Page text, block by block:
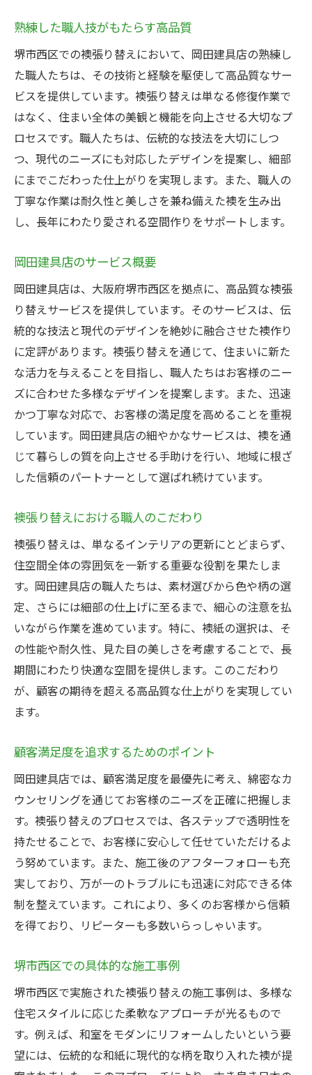
熟練した職人技がもたらす高品質
堺市西区での襖張り替えにおいて、岡田建具店の熟練し
た職人たちは、その技術と経験を駆使して高品質なサー
ビスを提供しています。襖張り替えは単なる修復作業で
はなく、住まい全体の美観と機能を向上させる大切なプ
ロセスです。職人たちは、伝統的な技法を大切にしつ
つ、現代のニーズにも対応したデザインを提案し、細部
にまでこだわった仕上がりを実現します。また、職人の
丁寧な作業は耐久性と美しさを兼ね備えた襖を生み出
し、長年にわたり愛される空間作りをサポートします。
岡田建具店のサービス概要
岡田建具店は、大阪府堺市西区を拠点に、高品質な襖張
り替えサービスを提供しています。そのサービスは、伝
統的な技法と現代のデザインを絶妙に融合させた襖作り
に定評があります。襖張り替えを通じて、住まいに新た
な活力を与えることを目指し、職人たちはお客様のニー
ズに合わせた多様なデザインを提案します。また、迅速
かつ丁寧な対応で、お客様の満足度を高めることを重視
しています。岡田建具店の細やかなサービスは、襖を通
じて暮らしの質を向上させる手助けを行い、地域に根ざ
した信頼のパートナーとして選ばれ続けています。
襖張り替えにおける職人のこだわり
襖張り替えは、単なるインテリアの更新にとどまらず、
住空間全体の雰囲気を一新する重要な役割を果たしま
す。岡田建具店の職人たちは、素材選びから色や柄の選
定、さらには細部の仕上げに至るまで、細心の注意を払
いながら作業を進めています。特に、襖紙の選択は、そ
の性能や耐久性、見た目の美しさを考慮することで、長
期間にわたり快適な空間を提供します。このこだわり
が、顧客の期待を超える高品質な仕上がりを実現してい
ます。
顧客満足度を追求するためのポイント
岡田建具店では、顧客満足度を最優先に考え、綿密なカ
ウンセリングを通じてお客様のニーズを正確に把握しま
す。襖張り替えのプロセスでは、各ステップで透明性を
持たせることで、お客様に安心して任せていただけるよ
う努めています。また、施工後のアフターフォローも充
実しており、万が一のトラブルにも迅速に対応できる体
制を整えています。これにより、多くのお客様から信頼
を得ており、リピーターも多数いらっしゃいます。
堺市西区での具体的な施工事例
堺市西区で実施された襖張り替えの施工事例は、多様な
住宅スタイルに応じた柔軟なアプローチが光るもので
す。例えば、和室をモダンにリフォームしたいという要
望には、伝統的な和紙に現代的な柄を取り入れた襖が提